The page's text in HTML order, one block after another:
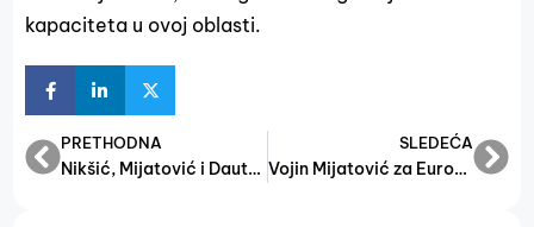
kapaciteta u ovoj oblasti.
PRETHODNA
Nikšić, Mijatović i Dautović: Bh. rukomet spašen suspenzije „u zadnji čas“
SLEDEĆA
Vojin Mijatović za Euronews BiH objasnio kako će radnici od 1. januara 2025. dobijati 1.200 KM mjesečnih primanja